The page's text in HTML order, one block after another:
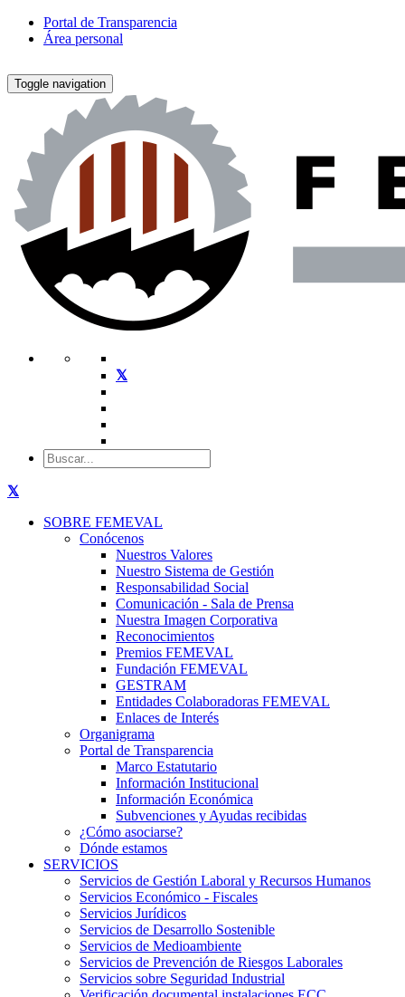
Portal de Transparencia
Área personal
Toggle navigation
SOBRE FEMEVAL
Conócenos
Nuestros Valores
Nuestro Sistema de Gestión
Responsabilidad Social
Comunicación - Sala de Prensa
Nuestra Imagen Corporativa
Reconocimientos
Premios FEMEVAL
Fundación FEMEVAL
GESTRAM
Entidades Colaboradoras FEMEVAL
Enlaces de Interés
Organigrama
Portal de Transparencia
Marco Estatutario
Información Institucional
Información Económica
Subvenciones y Ayudas recibidas
¿Cómo asociarse?
Dónde estamos
SERVICIOS
Servicios de Gestión Laboral y Recursos Humanos
Servicios Económico - Fiscales
Servicios Jurídicos
Servicios de Desarrollo Sostenible
Servicios de Medioambiente
Servicios de Prevención de Riesgos Laborales
Servicios sobre Seguridad Industrial